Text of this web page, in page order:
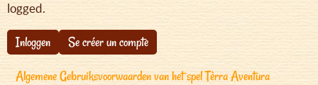
logged.
Inloggen
Se créer un compte
Algemene Gebruiksvoorwaarden van het spel Tèrra Aventura